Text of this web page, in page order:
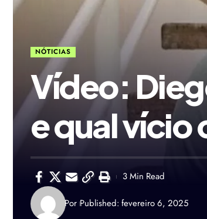
NÓTICIAS
Vídeo:
e qual vício
Por Published: fevereiro 6, 2025
3 Min Read